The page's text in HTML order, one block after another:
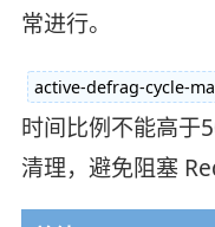
常进行。
active-defrag-cycle-
时间比例不能高于
清理，避免阻塞